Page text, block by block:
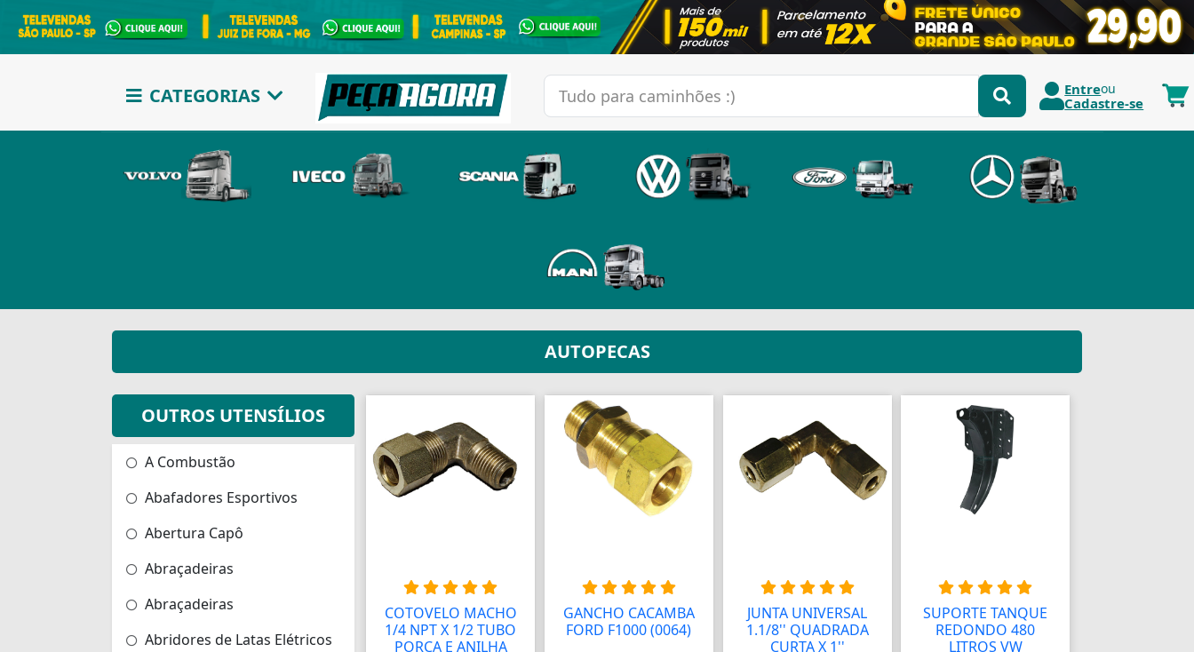
CATEGORIAS Entreou
Cadastre-se
AUTOPECAS
OUTROS UTENSÍLIOS
A Combustão
Abafadores Esportivos
Abertura Capô
Abraçadeiras
Abraçadeiras
Abridores de Latas Elétricos
COTOVELO MACHO
1/4 NPT X 1/2 TUBO
PORCA E ANILHA
GANCHO CACAMBA
FORD F1000 (0064)
JUNTA UNIVERSAL
1.1/8'' QUADRADA
CURTA X 1''
SUPORTE TANQUE
REDONDO 480
LITROS VW